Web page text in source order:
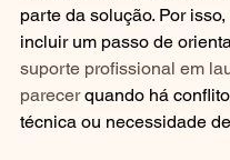
parte da solução. Por
incluir um passo de
suporte profissional em
parecer quando há
técnica ou necessidade